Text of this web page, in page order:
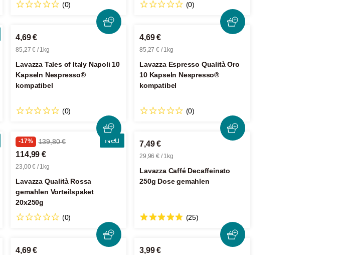
(0)
(0)
4,69 €
85,27 € / 1kg
Lavazza Tales of Italy Napoli 10
Kapseln Nespresso®
kompatibel
(0)
4,69 €
85,27 € / 1kg
Lavazza Espresso Qualità Oro
10 Kapseln Nespresso®
kompatibel
(0)
Neu
-17% 139,80 €
114,99 €
23,00 € / 1kg
Lavazza Qualità Rossa
gemahlen Vorteilspaket
20x250g
(0)
7,49 €
29,96 € / 1kg
Lavazza Caffé Decaffeinato
250g Dose gemahlen
(25)
4,69 € 3,99 €